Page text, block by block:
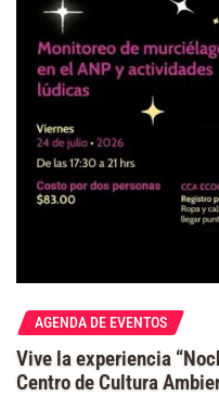
AGENDA DE EVENTOS
Vive la experiencia
Centro de Cultura